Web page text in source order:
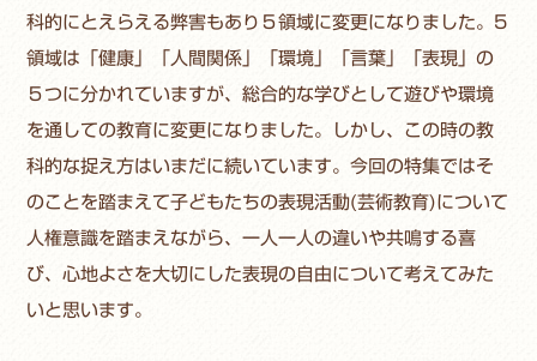
科的にとえらえる弊害もあり５領域に変更になりました。5
領域は「健康」「人間関係」「環境」「言葉」「表現」の
５つに分かれていますが、総合的な学びとして遊びや環境
を通しての教育に変更になりました。しかし、この時の教
科的な捉え方はいまだに続いています。今回の特集ではそ
のことを踏まえて子どもたちの表現活動(芸術教育)について
人権意識を踏まえながら、一人一人の違いや共鳴する喜
び、心地よさを大切にした表現の自由について考えてみた
いと思います。